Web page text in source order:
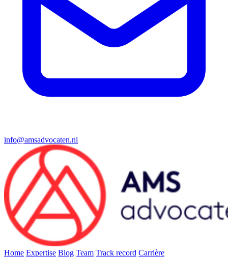
info@amsadvocaten.nl
Home Expertise Blog Team Track record Carrière